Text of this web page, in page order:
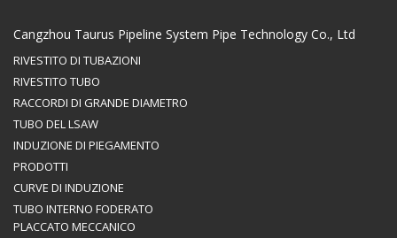
Cangzhou Taurus Pipeline System Pipe Technology Co., Ltd
RIVESTITO DI TUBAZIONI
RIVESTITO TUBO
RACCORDI DI GRANDE DIAMETRO
TUBO DEL LSAW
INDUZIONE DI PIEGAMENTO
PRODOTTI
CURVE DI INDUZIONE
TUBO INTERNO FODERATO
PLACCATO MECCANICO